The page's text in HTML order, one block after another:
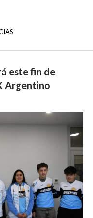
este fin de
Argentino